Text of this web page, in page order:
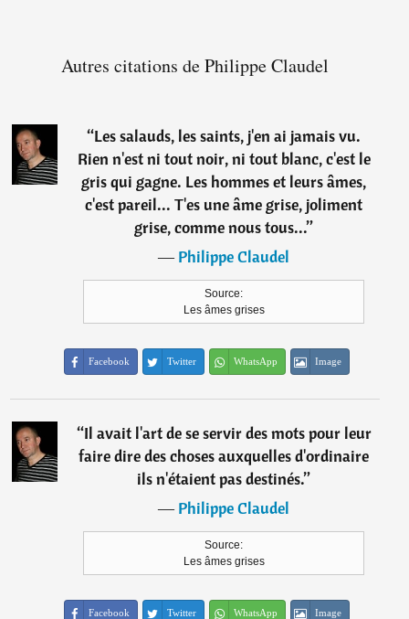
Autres citations de Philippe Claudel
“Les salauds, les saints, j'en ai jamais vu.
Rien n'est ni tout noir, ni tout blanc, c'est le
gris qui gagne. Les hommes et leurs âmes,
c'est pareil... T'es une âme grise, joliment
grise, comme nous tous...”
―Philippe Claudel
Source:
Les âmes grises
Facebook Twitter WhatsApp Image
“Il avait l'art de se servir des mots pour leur
faire dire des choses auxquelles d'ordinaire
ils n'étaient pas destinés.”
―Philippe Claudel
Source:
Les âmes grises
Facebook Twitter WhatsApp Image